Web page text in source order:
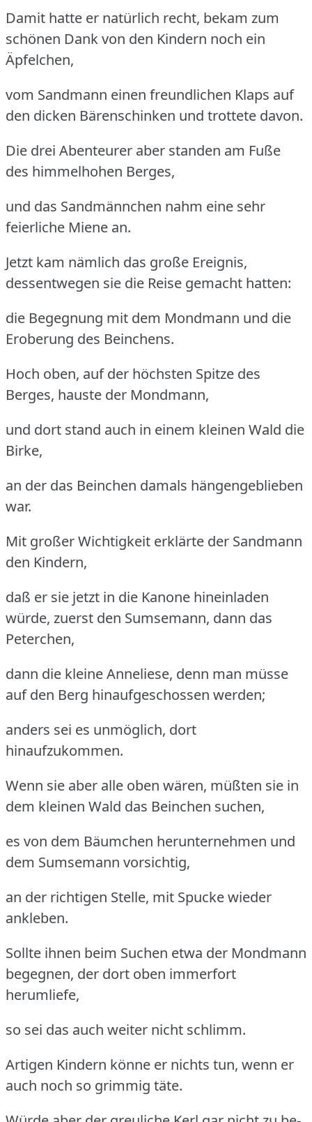
Damit hatte er natürlich recht, bekam zum
schönen Dank von den Kindern noch ein
Äpfelchen,
vom Sandmann einen freundlichen Klaps auf
den dicken Bärenschinken und trottete davon.
Die drei Abenteurer aber standen am Fuße
des himmelhohen Berges,
und das Sandmännchen nahm eine sehr
feierliche Miene an.
Jetzt kam nämlich das große Ereignis,
dessentwegen sie die Reise gemacht hatten:
die Begegnung mit dem Mondmann und die
Eroberung des Beinchens.
Hoch oben, auf der höchsten Spitze des
Berges, hauste der Mondmann,
und dort stand auch in einem kleinen Wald die
Birke,
an der das Beinchen damals hängengeblieben
war.
Mit großer Wichtigkeit erklärte der Sandmann
den Kindern,
daß er sie jetzt in die Kanone hineinladen
würde, zuerst den Sumsemann, dann das
Peterchen,
dann die kleine Anneliese, denn man müsse
auf den Berg hinaufgeschossen werden;
anders sei es unmöglich, dort
hinaufzukommen.
Wenn sie aber alle oben wären, müßten sie in
dem kleinen Wald das Beinchen suchen,
es von dem Bäumchen herunternehmen und
dem Sumsemann vorsichtig,
an der richtigen Stelle, mit Spucke wieder
ankleben.
Sollte ihnen beim Suchen etwa der Mondmann
begegnen, der dort oben immerfort
herumliefe,
so sei das auch weiter nicht schlimm.
Artigen Kindern könne er nichts tun, wenn er
auch noch so grimmig täte.